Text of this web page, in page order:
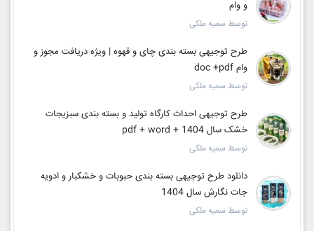
و وام
توسط سمیه ملکی
طرح توجیهی بسته بندی چای و قهوه | ویژه دریافت مجوز و
وام doc +pdf
توسط سمیه ملکی
طرح توجیهی احداث کارگاه تولید و بسته بندی سبزیجات
خشک سال 1404 + pdf + word
توسط سمیه ملکی
دانلود طرح توجیهی بسته بندی حبوبات و خشکبار و ادویه
جات نگارش سال 1404
توسط سمیه ملکی